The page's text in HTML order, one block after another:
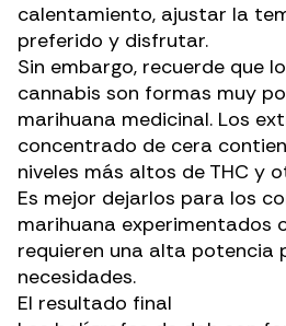
calentamiento, ajustar la
preferido y disfrutar.
Sin embargo, recuerde que
cannabis son formas muy
marihuana medicinal. Los
concentrado de cera
niveles más altos de THC y
Es mejor dejarlos para los
marihuana experimentados
requieren una alta potencia
necesidades.
El resultado final